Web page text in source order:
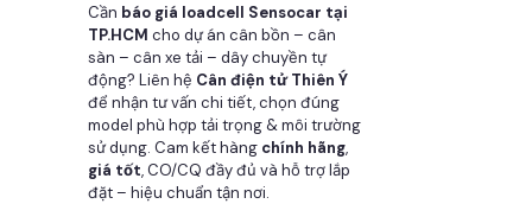
Cần báo giá loadcell Sensocar tại
TP.HCM cho dự án cân bồn – cân
sàn – cân xe tải – dây chuyền tự
động? Liên hệ Cân điện tử Thiên Ý
để nhận tư vấn chi tiết, chọn đúng
model phù hợp tải trọng & môi trường
sử dụng. Cam kết hàng chính hãng,
giá tốt, CO/CQ đầy đủ và hỗ trợ lắp
đặt – hiệu chuẩn tận nơi.